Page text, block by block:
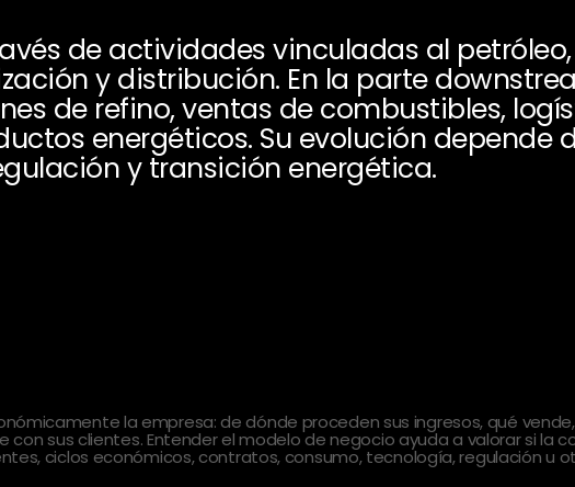
de actividades vinculadas al
y distribución. En la parte
de refino, ventas de combustibles,
energéticos. Su evolución depende
y transición energética.
la empresa: de dónde proceden sus ingresos, qué
sus clientes. Entender el modelo de negocio ayuda a valorar si la
ciclos económicos, contratos, consumo, tecnología, regulación u